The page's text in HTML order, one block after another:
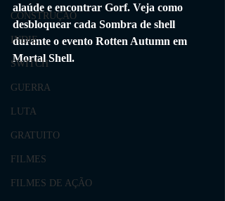
CONSTRUÇÃO
INDIE
SWITCH
GUERRA
LUTA
GRATUITO
FILMES
FILMES DE AÇÃO
alaúde e encontrar Gorf. Veja como
desbloquear cada Sombra de shell
durante o evento Rotten Autumn em
Mortal Shell.